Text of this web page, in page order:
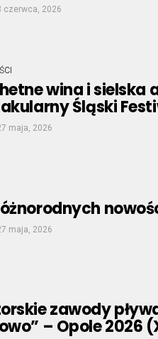
czerwca, 2026
wina i sielska
Śląski
maja, 2026
maja, 2026
zawody
– Opole 2026